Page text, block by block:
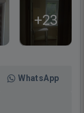
+23
WhatsApp